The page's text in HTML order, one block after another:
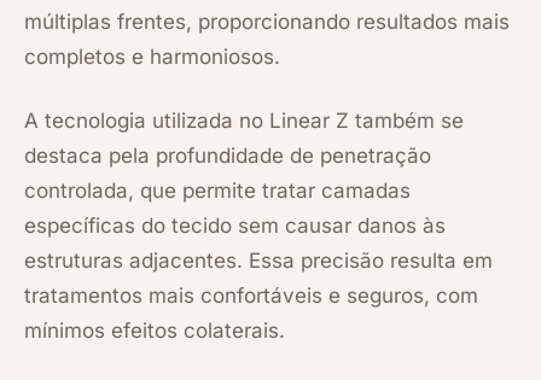
múltiplas frentes, proporcionando resultados mais
completos e harmoniosos.
A tecnologia utilizada no Linear Z também se
destaca pela profundidade de penetração
controlada, que permite tratar camadas
específicas do tecido sem causar danos às
estruturas adjacentes. Essa precisão resulta em
tratamentos mais confortáveis e seguros, com
mínimos efeitos colaterais.